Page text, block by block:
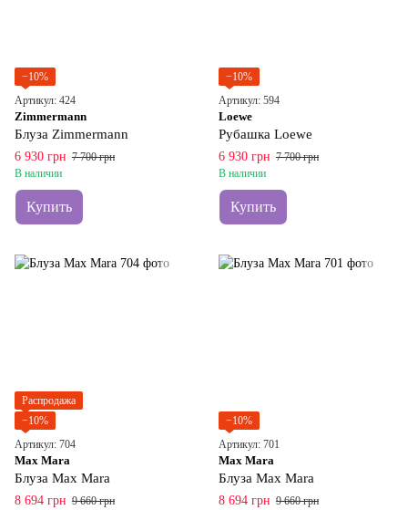
−10%
Артикул: 424
Zimmermann
Блуза Zimmermann
6 930 грн 7 700 грн
В наличии
Купить
−10%
Артикул: 594
Loewe
Рубашка Loewe
6 930 грн 7 700 грн
В наличии
Купить
Распродажа
−10%
Артикул: 704
Max Mara
Блуза Max Mara
8 694 грн 9 660 грн
−10%
Артикул: 701
Max Mara
Блуза Max Mara
8 694 грн 9 660 грн